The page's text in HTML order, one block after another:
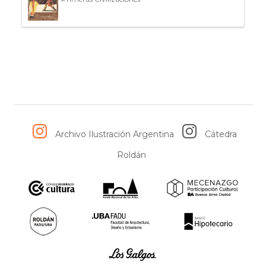
Archivo Ilustración Argentina
Cátedra
Roldán